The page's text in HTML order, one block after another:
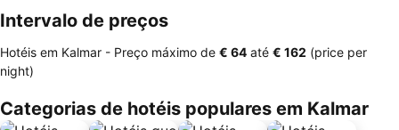
Intervalo de preços
Hotéis em Kalmar - Preço máximo de ‎€ 64 até ‎€ 162 (price per
night)
Categorias de hotéis populares em Kalmar